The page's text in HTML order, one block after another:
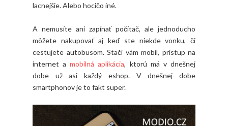
lacnejšie. Alebo hocičo iné.
A nemusíte ani zapínať počítač, ale jednoducho
môžete nakupovať aj keď ste niekde vonku, či
cestujete autobusom. Stačí vám mobil, prístup na
internet amobilná aplikácia, ktorú má v dnešnej
dobe už asi každý eshop. V dnešnej dobe
smartphonov je to fakt super.